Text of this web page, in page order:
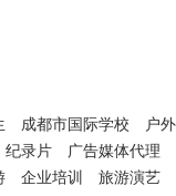
成都市国际学校
户
纪录片
广告媒体代理
企业培训
旅游演艺